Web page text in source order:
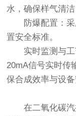
水，确保样气清
防爆配置：
置安全标准。
实时监测与
20mA信号实时传
保合成效率与设备
在二氧化碳